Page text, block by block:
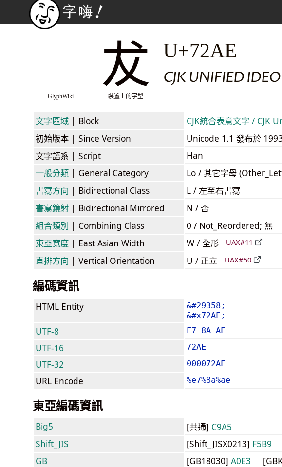
GlyphWiki
犮
裝置上的字型
U+72AE
CJK UNIFIED
文字區域 | Block CJK統合表意文字 / CJK
初始版本 | Since Version
Unicode 1.1 發布於
文字語系 | Script
Han
一般分類 | General Category
Lo / 其它字母
書寫方向 | Bidirectional Class
L / 左至右書寫
書寫鏡射 | Bidirectional Mirrored
N / 否
組合類別 | Combining Class
0 / Not_Reordered; 無
東亞寬度 | East Asian Width W / 全形 UAX#11
直排方向 | Vertical Orientation U / 正立 UAX#50
編碼資訊
HTML Entity
&#29358;
&#x72AE;
UTF-8 E7 8A AE
UTF-16 72AE
UTF-32 000072AE
URL Encode %e7%8a%ae
東亞編碼資訊
Big5 [共通] C9A5
Shift_JIS
[Shift_JISX0213] F5B9
GB
[GB18030] A0E3